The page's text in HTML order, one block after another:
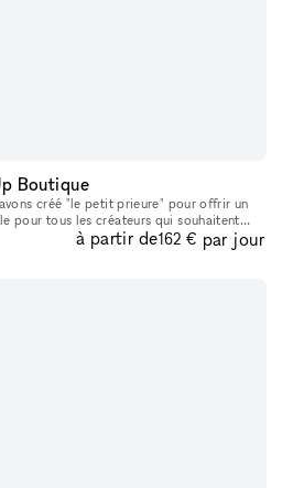
Boutique
créé "le petit prieure" pour offrir un
pour tous les créateurs qui souhaitent
artistes, céramistes, ph
à partir de162 € par jour